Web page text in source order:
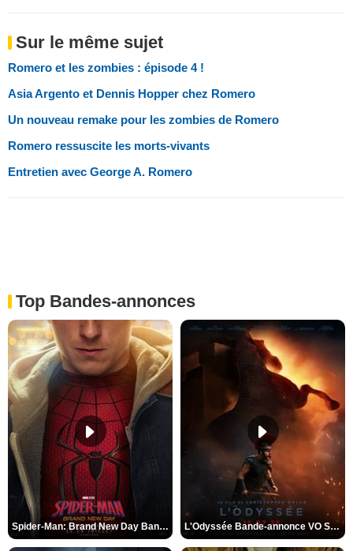
Sur le même sujet
Romero et les zombies : épisode 4 !
Asia Argento et Dennis Hopper chez Romero
Un nouveau remake pour les zombies de Romero
Romero ressuscite les morts-vivants
Entretien avec George A. Romero
Top Bandes-annonces
Spider-Man: Brand New Day Bande-annonce VO STFR L'Odyssée Bande-annonce VO STFR